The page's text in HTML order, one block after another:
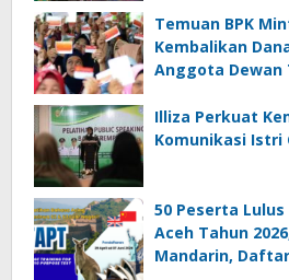
Temuan BPK
Kembalikan
Anggota Dewan
Illiza Perkuat
Komunikasi Istri
50 Peserta
Aceh Tahun
Mandarin,